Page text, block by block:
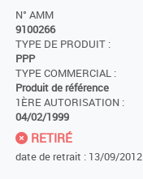
N° AMM
9100266
TYPE DE PRODUIT :
PPP
TYPE COMMERCIAL :
Produit de référence
1ÈRE AUTORISATION :
04/02/1999
RETIRÉ
date de retrait : 13/09/2012